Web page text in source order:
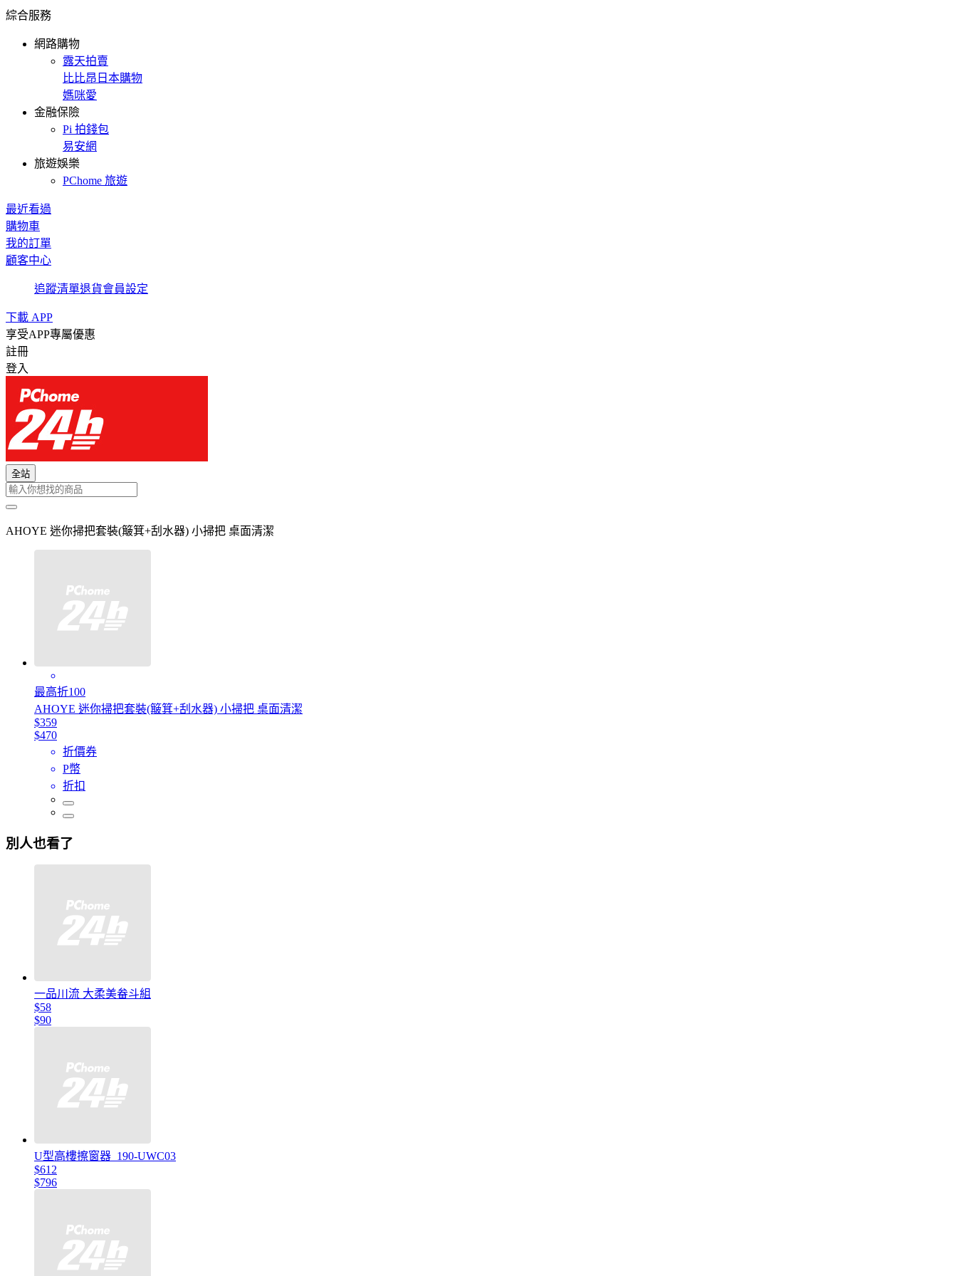
綜合服務
網路購物
露天拍賣
比比昂日本購物
媽咪愛
金融保險
Pi 拍錢包
易安網
旅遊娛樂
PChome 旅遊
最近看過
購物車
我的訂單
顧客中心
追蹤清單退貨會員設定
下載 APP
享受APP專屬優惠
註冊
登入
全站
AHOYE 迷你掃把套裝(簸箕+刮水器) 小掃把 桌面清潔
最高折100
AHOYE 迷你掃把套裝(簸箕+刮水器) 小掃把 桌面清潔
$359
$470
折價券
P幣
折扣
別人也看了
一品川流 大柔美畚斗組
$58
$90
U型高樓擦窗器_190-UWC03
$612
$796